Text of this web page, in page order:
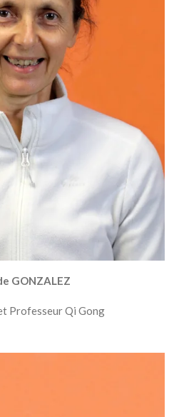
GONZALEZ
Professeur Qi Gong